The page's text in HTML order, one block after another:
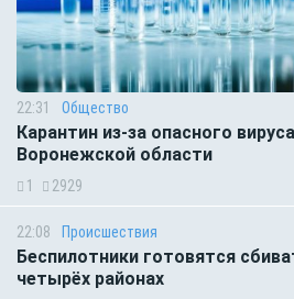
22:31 Общество
Карантин из-за опасного
Воронежской области
1 2929
22:08 Происшествия
Беспилотники готовятся
четырёх районах